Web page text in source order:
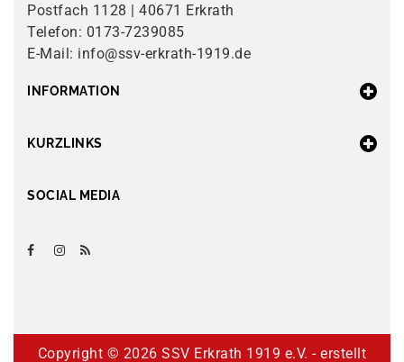
Postfach 1128 | 40671 Erkrath
Telefon: 0173-7239085
E-Mail: info@ssv-erkrath-1919.de
INFORMATION
KURZLINKS
SOCIAL MEDIA
Copyright © 2026 SSV Erkrath 1919 e.V. - erstellt